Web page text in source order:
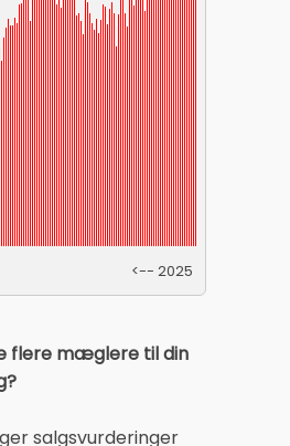
<-- 2025
flere mæglere til din
salgsvurderinger